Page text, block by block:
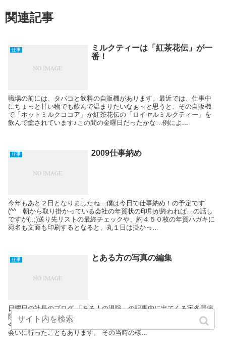
関連記事
仕事
ミルクティーは「紅茶花伝」が一
番！
職場の前には、タバコと飲料の自販機があります。最近では、仕事中
にちょっと甘い物でも飲んで温まりたいなぁ～と思うと、その自販機
で「ホットミルクココア」か紅茶花伝の「ロイヤルミルクティー」を
飲んで癒されています♪この間の金曜日だったかな…例によ...
仕事 2009仕事納め
今年もあと２日となりましたね…僕は今日で仕事納め！の予定です
(^^ゞ朝から取り掛かっている会社の年賀状の印刷が終われば…の話し
ですが(..;)送り先リストの最終チェックや、約４５０枚の年賀ハガキに
宛名も文面も印刷するとなると、丸１日は掛かっ...
仕事 とある方の写真の編集
日曜日の社長のブログ 「ある人の退院」の記事内に出てくる宇多野病
院は 僕が昔入院生活を送り、今も通院している ゆかりある病院です。
今度退院される方には だいぶん前、外来受診後に 社長とともに病室へ
会いに行ったこともあります。 その当時の様...